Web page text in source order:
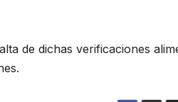
de dichas verificaciones